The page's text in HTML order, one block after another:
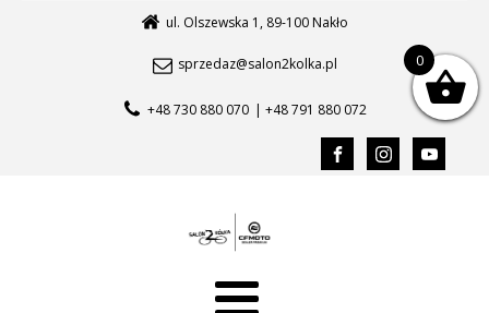
ul. Olszewska 1, 89-100 Nakło
sprzedaz@salon2kolka.pl
+48 730 880 070 | +48 791 880 072
0